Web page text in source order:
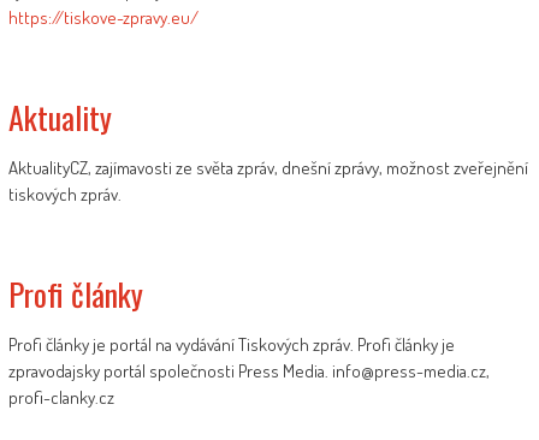
https://tiskove-zpravy.eu/
Aktuality
AktualityCZ, zajímavosti ze světa zpráv, dnešní zprávy, možnost zveřejnění
tiskových zpráv.
Profi články
Profi články je portál na vydávání Tiskových zpráv. Profi články je
zpravodajsky portál společnosti Press Media. info@press-media.cz,
profi-clanky.cz